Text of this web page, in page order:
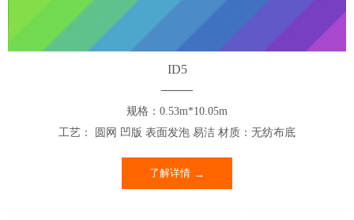
ID5
规格：0.53m*10.05m
工艺： 圆网 凹版 表面发泡 易洁 材质：无纺布底
了解详情